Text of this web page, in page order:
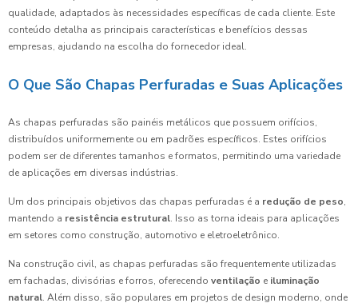
qualidade, adaptados às necessidades específicas de cada cliente. Este
conteúdo detalha as principais características e benefícios dessas
empresas, ajudando na escolha do fornecedor ideal.
O Que São Chapas Perfuradas e Suas Aplicações
As chapas perfuradas são painéis metálicos que possuem orifícios,
distribuídos uniformemente ou em padrões específicos. Estes orifícios
podem ser de diferentes tamanhos e formatos, permitindo uma variedade
de aplicações em diversas indústrias.
Um dos principais objetivos das chapas perfuradas é a redução de peso,
mantendo a resistência estrutural. Isso as torna ideais para aplicações
em setores como construção, automotivo e eletroeletrônico.
Na construção civil, as chapas perfuradas são frequentemente utilizadas
em fachadas, divisórias e forros, oferecendo ventilação e iluminação
natural. Além disso, são populares em projetos de design moderno, onde